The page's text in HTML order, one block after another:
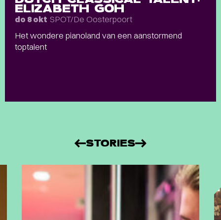
ELIZABETH GOH
do 8 okt SPOT/De Oosterpoort
Het wondere pianoland van een aanstormend
toptalent
STORIES